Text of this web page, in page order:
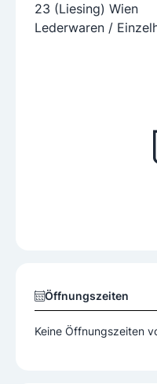
23 (Liesing) Wien
Lederwaren /
Öffnungszeiten
Keine Öffnungszeiten